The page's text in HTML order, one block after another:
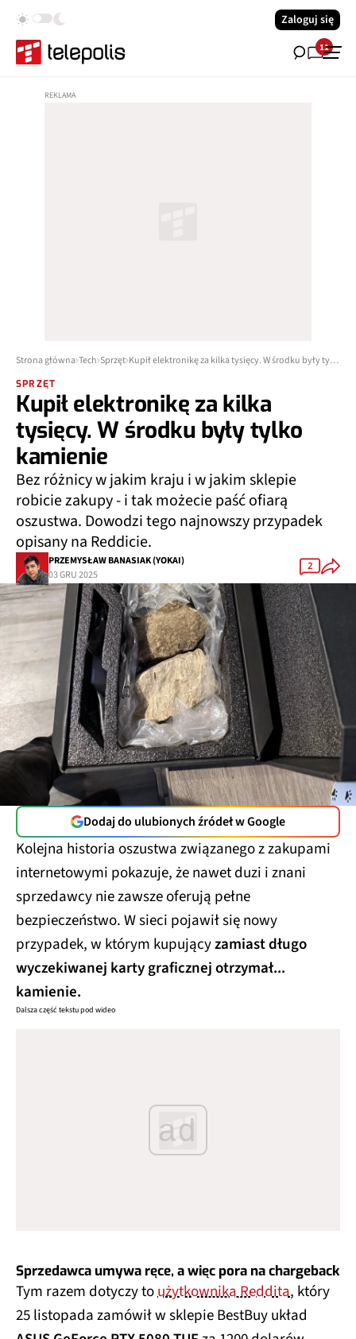
Zaloguj się
11
Strona główna Tech Sprzęt Kupił elektronikę za kilka tysięcy. W środku były tylko kamienie
SPRZĘT
Kupił elektronikę za kilka
tysięcy. W środku były tylko
kamienie
Bez różnicy w jakim kraju i w jakim sklepie
robicie zakupy - i tak możecie paść ofiarą
oszustwa. Dowodzi tego najnowszy przypadek
opisany na Reddicie.
PRZEMYSŁAW BANASIAK (YOKAI)
03 GRU 2025
2
Dodaj do ulubionych źródeł w Google
Kolejna historia oszustwa związanego z zakupami
internetowymi pokazuje, że nawet duzi i znani
sprzedawcy nie zawsze oferują pełne
bezpieczeństwo. W sieci pojawił się nowy
przypadek, w którym kupującyzamiast długo
wyczekiwanej karty graficznej otrzymał...
kamienie.
Dalsza część tekstu pod wideo
ad
Sprzedawca umywa ręce, a więc pora na chargeback
Tym razem dotyczy toużytkownika Reddita, który
25 listopada zamówił w sklepie BestBuy układ